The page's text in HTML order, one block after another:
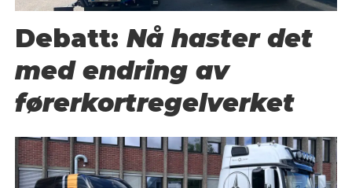
Debatt:Nå haster det
med endring av
førerkortregelverket